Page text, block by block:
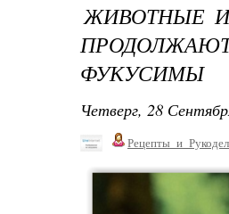
ЖИВОТНЫЕ
ФУКУСИМЫ
Четверг, 28